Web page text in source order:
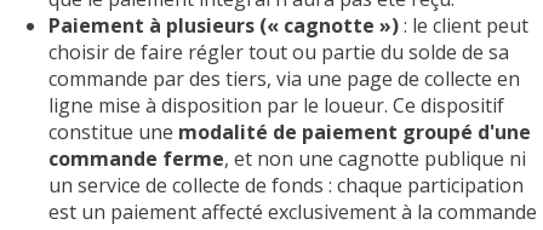
Paiement à plusieurs (« cagnotte »): le client peut
choisir de faire régler tout ou partie du solde de sa
commande par des tiers, via une page de collecte en
ligne mise à disposition par le loueur. Ce dispositif
constitue une modalité de paiement groupé d'une
commande ferme, et non une cagnotte publique ni
un service de collecte de fonds : chaque participation
est un paiement affecté exclusivement à la commande